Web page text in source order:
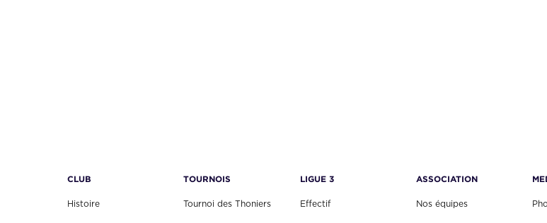
CLUB
Histoire
TOURNOIS
Tournoi des Thoniers
LIGUE 3
Effectif
ASSOCIATION
Nos équipes